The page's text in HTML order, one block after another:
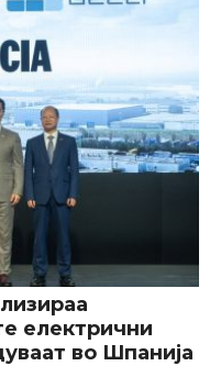
електрични
во Шпанија